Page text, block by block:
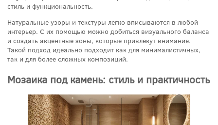
стиль и функциональность.
Натуральные узоры и текстуры легко вписываются в любой
интерьер. С их помощью можно добиться визуального баланса
и создать акцентные зоны, которые привлекут внимание.
Такой подход идеально подходит как для минималистичных,
так и для более сложных композиций.
Мозаика под камень: стиль и практичность